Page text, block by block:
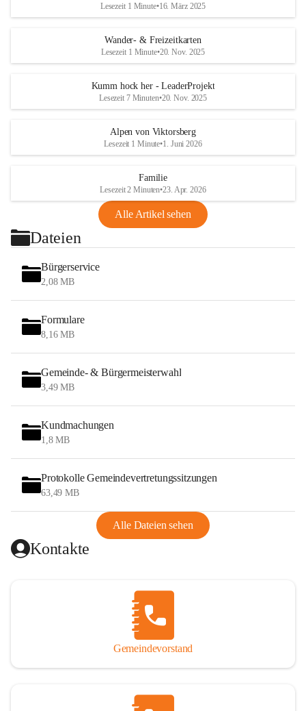
Lesezeit 1 Minute•16. März 2025
Wander- & Freizeitkarten
Lesezeit 1 Minute•20. Nov. 2025
Kumm hock her - LeaderProjekt
Lesezeit 7 Minuten•20. Nov. 2025
Alpen von Viktorsberg
Lesezeit 1 Minute•1. Juni 2026
Familie
Lesezeit 2 Minuten•23. Apr. 2026
Alle Artikel sehen
Dateien
Bürgerservice
2,08 MB
Formulare
8,16 MB
Gemeinde- & Bürgermeisterwahl
3,49 MB
Kundmachungen
1,8 MB
Protokolle Gemeindevertretungssitzungen
63,49 MB
Alle Dateien sehen
Kontakte
Gemeindevorstand